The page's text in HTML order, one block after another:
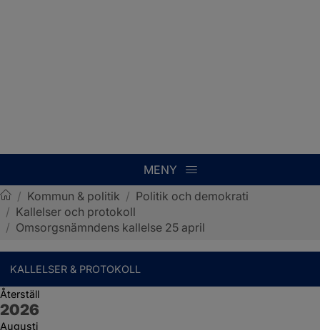
MENY
Sotenäs kommun
/ Kommun & politik / Politik och demokrati
/ Kallelser och protokoll
/ Omsorgsnämndens kallelse 25 april
KALLELSER & PROTOKOLL
Återställ
År:
2026
Augusti